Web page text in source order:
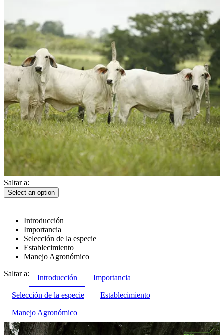
Saltar a:
Select an option
Introducción
Importancia
Selección de la especie
Establecimiento
Manejo Agronómico
Saltar a:
Introducción Importancia
Selección de la especie Establecimiento
Manejo Agronómico